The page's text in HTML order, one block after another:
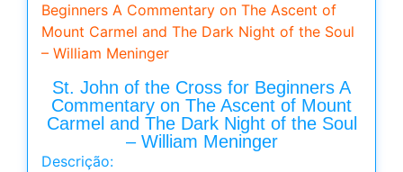
Beginners A Commentary on The Ascent of
Mount Carmel and The Dark Night of the Soul
– William Meninger
St. John of the Cross for Beginners A
Commentary on The Ascent of Mount
Carmel and The Dark Night of the Soul
– William Meninger
Descrição: